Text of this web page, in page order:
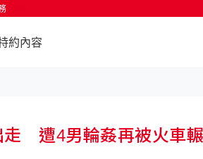
約內容
走 遭4男輪姦再被火車